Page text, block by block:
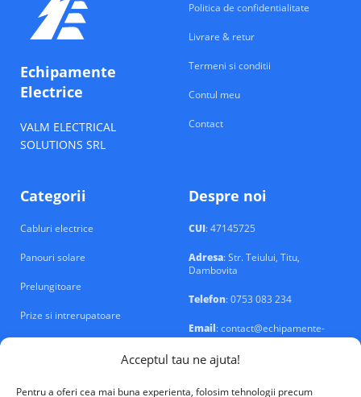
Acceptul tau ne ajuta!
Pentru a oferi cea mai buna experienta, folosim tehnologii precum
Echipamente
Electrice
VALM ELECTRICAL
SOLUTIONS SRL
Politica de confidentialitate
Livrare & retur
Termeni si conditii
Contul meu
Contact
Categorii
Cabluri electrice
Panouri solare
Prelungitoare
Prize si intrerupatoare
Despre noi
CUI: 47145725
Adresa: Str. Teiului, Titu,
Dambovita
Telefon: 0753 083 234
Email: contact@echipamente-
electrice.ro